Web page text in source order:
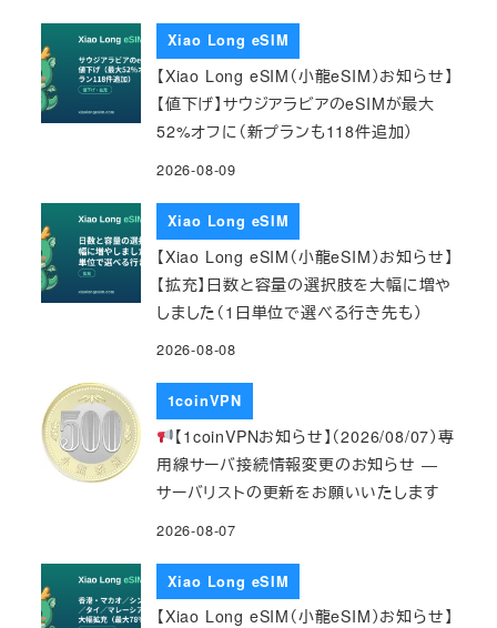
Xiao Long eSIM
【Xiao Long eSIM（小龍eSIM）お知らせ】
【値下げ】サウジアラビアのeSIMが最大
52%オフに（新プランも118件追加）
2026-08-09
Xiao Long eSIM
【Xiao Long eSIM（小龍eSIM）お知らせ】
【拡充】日数と容量の選択肢を大幅に増や
しました（1日単位で選べる行き先も）
2026-08-08
1coinVPN
【1coinVPNお知らせ】（2026/08/07）専
用線サーバ接続情報変更のお知らせ ―
サーバリストの更新をお願いいたします
2026-08-07
Xiao Long eSIM
【Xiao Long eSIM（小龍eSIM）お知らせ】